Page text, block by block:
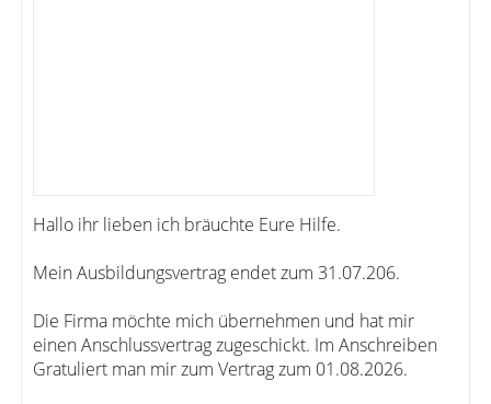
Hallo ihr lieben ich bräuchte Eure Hilfe.
Mein Ausbildungsvertrag endet zum 31.07.206.
Die Firma möchte mich übernehmen und hat mir
einen Anschlussvertrag zugeschickt. Im Anschreiben
Gratuliert man mir zum Vertrag zum 01.08.2026.